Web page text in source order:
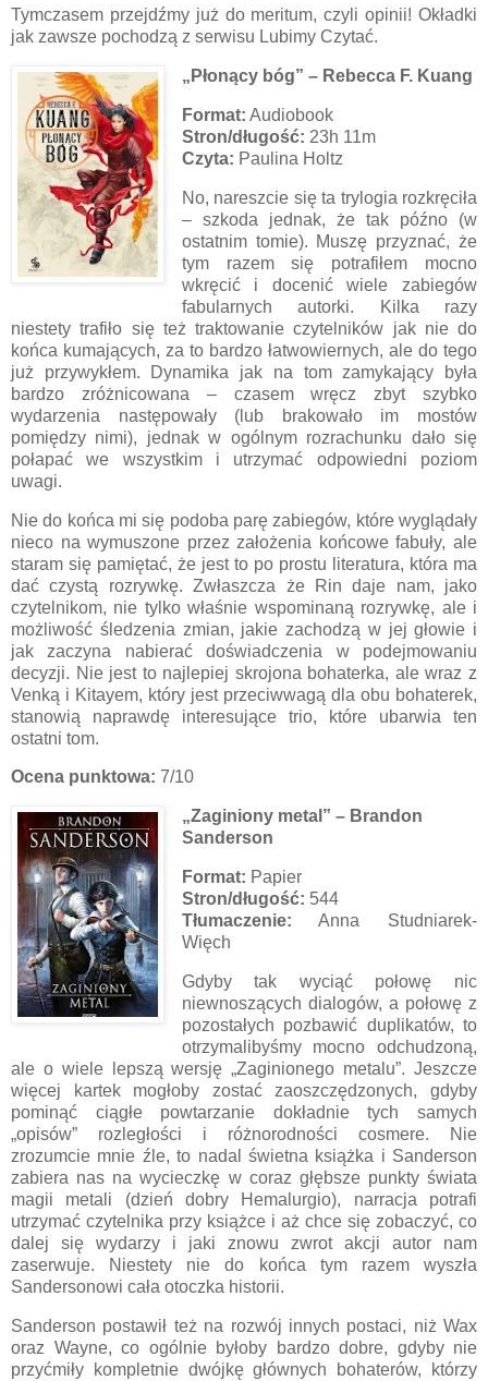
Tymczasem przejdźmy już do meritum, czyli opinii! Okładki
jak zawsze pochodzą z serwisu Lubimy Czytać.
„Płonący bóg” – Rebecca F. Kuang
Format: Audiobook
Stron/długość: 23h 11m
Czyta: Paulina Holtz
No, nareszcie się ta trylogia rozkręciła
– szkoda jednak, że tak późno (w
ostatnim tomie). Muszę przyznać, że
tym razem się potrafiłem mocno
wkręcić i docenić wiele zabiegów
fabularnych autorki. Kilka razy
niestety trafiło się też traktowanie czytelników jak nie do
końca kumających, za to bardzo łatwowiernych, ale do tego
już przywykłem. Dynamika jak na tom zamykający była
bardzo zróżnicowana – czasem wręcz zbyt szybko
wydarzenia następowały (lub brakowało im mostów
pomiędzy nimi), jednak w ogólnym rozrachunku dało się
połapać we wszystkim i utrzymać odpowiedni poziom
uwagi.
Nie do końca mi się podoba parę zabiegów, które wyglądały
nieco na wymuszone przez założenia końcowe fabuły, ale
staram się pamiętać, że jest to po prostu literatura, która ma
dać czystą rozrywkę. Zwłaszcza że Rin daje nam, jako
czytelnikom, nie tylko właśnie wspominaną rozrywkę, ale i
możliwość śledzenia zmian, jakie zachodzą w jej głowie i
jak zaczyna nabierać doświadczenia w podejmowaniu
decyzji. Nie jest to najlepiej skrojona bohaterka, ale wraz z
Venką i Kitayem, który jest przeciwwagą dla obu bohaterek,
stanowią naprawdę interesujące trio, które ubarwia ten
ostatni tom.
Ocena punktowa: 7/10
„Zaginiony metal” – Brandon
Sanderson
Format: Papier
Stron/długość: 544
Tłumaczenie: Anna Studniarek-
Więch
Gdyby tak wyciąć połowę nic
niewnoszących dialogów, a połowę z
pozostałych pozbawić duplikatów, to
otrzymalibyśmy mocno odchudzoną,
ale o wiele lepszą wersję „Zaginionego metalu”. Jeszcze
więcej kartek mogłoby zostać zaoszczędzonych, gdyby
pominąć ciągłe powtarzanie dokładnie tych samych
„opisów” rozległości i różnorodności cosmere. Nie
zrozumcie mnie źle, to nadal świetna książka i Sanderson
zabiera nas na wycieczkę w coraz głębsze punkty świata
magii metali (dzień dobry Hemalurgio), narracja potrafi
utrzymać czytelnika przy książce i aż chce się zobaczyć, co
dalej się wydarzy i jaki znowu zwrot akcji autor nam
zaserwuje. Niestety nie do końca tym razem wyszła
Sandersonowi cała otoczka historii.
Sanderson postawił też na rozwój innych postaci, niż Wax
oraz Wayne, co ogólnie byłoby bardzo dobre, gdyby nie
przyćmiły kompletnie dwójkę głównych bohaterów, którzy